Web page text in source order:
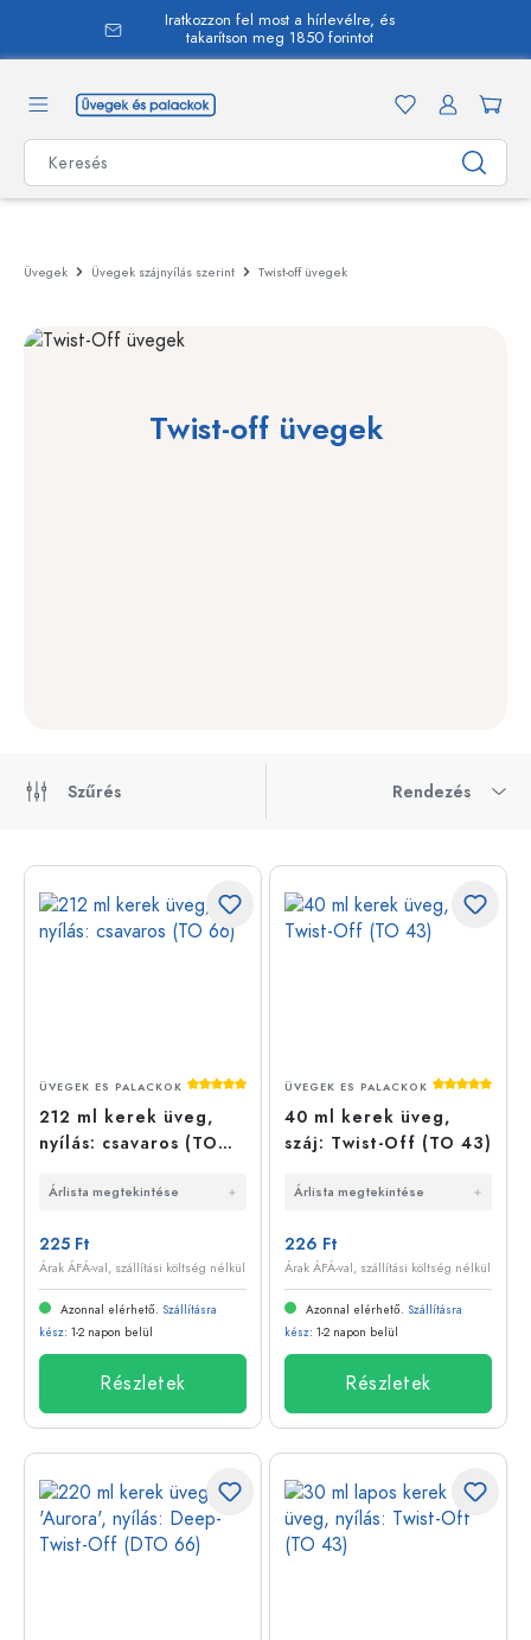
Iratkozzon fel most a hírlevélre, és
takarítson meg 1850 forintot
Üvegek Üvegek szájnyílás szerint Twist-off üvegek
Twist-off üvegek
Szűrés Rendezés
Átlagos értékelés 5 a 5 csillagból
ÜVEGEK ES PALACKOK
212 ml kerek üveg,
nyílás: csavaros (TO
Árlista megtekintése
225 Ft
Árak ÁFÁ-val, szállítási költség nélkül
Azonnal elérhető. Szállításra
kész: 1-2 napon belül
Részletek
Átlagos
ÜVEGEK ES PALACKOK
40 ml kerek üveg,
száj: Twist-Off (TO 43)
Árlista megtekintése
226 Ft
Árak ÁFÁ-val, szállítási költség nélkül
Azonnal elérhető. Szállításra
kész: 1-2 napon belül
Részletek